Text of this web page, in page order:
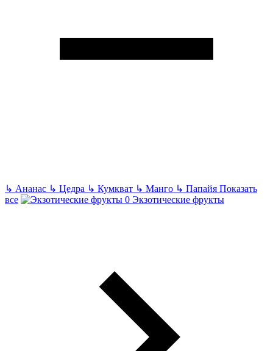
↳ Ананас ↳ Цедра ↳ Кумкват ↳ Манго ↳ Папайя Показать
все
Экзотические фрукты